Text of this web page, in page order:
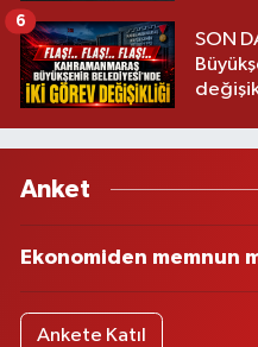
SON
6
Anket
Ekonomiden memnun
Ankete Katıl